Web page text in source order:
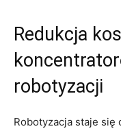
Redukcja
robotyzacji
Robotyzacja staje‌